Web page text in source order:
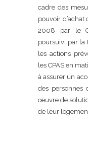
cadre des
pouvoir
2008 par le
poursuivi par la
les actions
les CPAS en
à assurer un
des personnes
oeuvre de
de leur